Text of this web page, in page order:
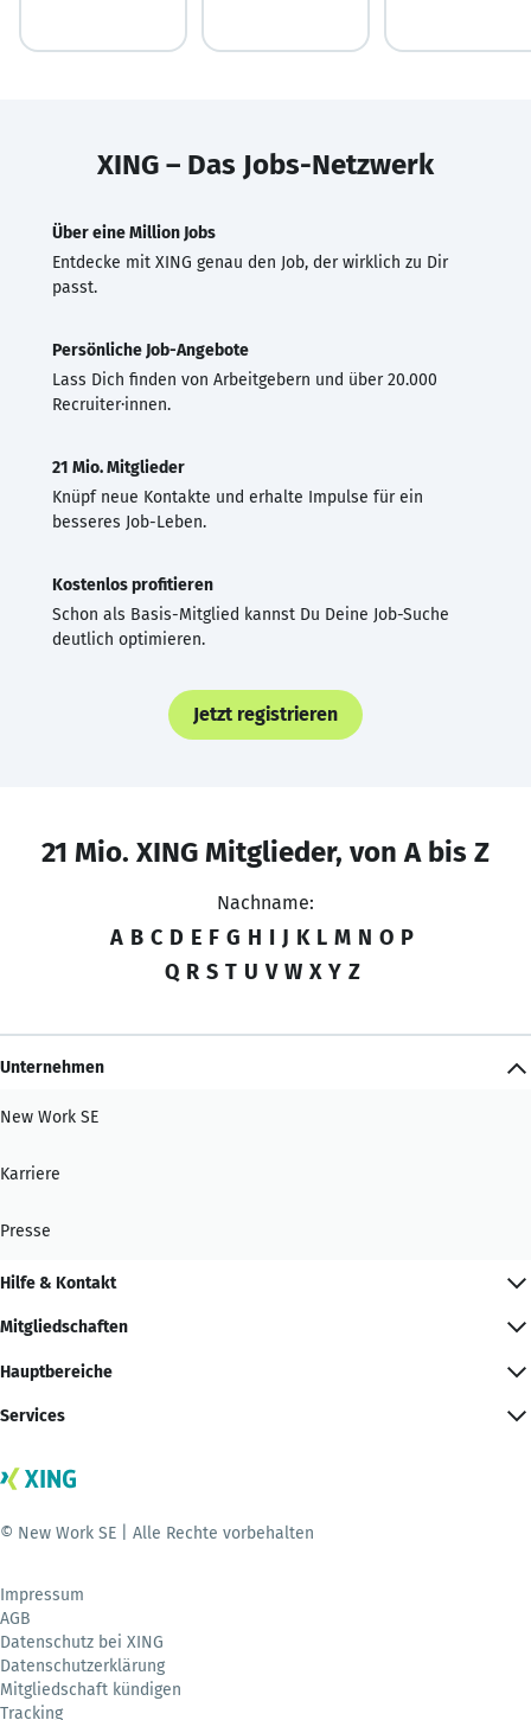
XING – Das Jobs-Netzwerk
Über eine Million Jobs
Entdecke mit XING genau den Job, der wirklich zu Dir
passt.
Persönliche Job-Angebote
Lass Dich finden von Arbeitgebern und über 20.000
Recruiter·innen.
21 Mio. Mitglieder
Knüpf neue Kontakte und erhalte Impulse für ein
besseres Job-Leben.
Kostenlos profitieren
Schon als Basis-Mitglied kannst Du Deine Job-Suche
deutlich optimieren.
Jetzt registrieren
21 Mio. XING Mitglieder, von A bis Z
Nachname:
A B C D E F G H I J K L M N O P
Q R S T U V W X Y Z
Unternehmen
New Work SE
Karriere
Presse
Hilfe & Kontakt
Mitgliedschaften
Hauptbereiche
Services
© New Work SE | Alle Rechte vorbehalten
Impressum
AGB
Datenschutz bei XING
Datenschutzerklärung
Mitgliedschaft kündigen
Tracking